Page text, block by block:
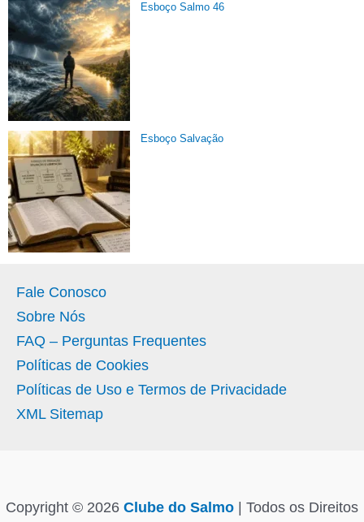
Esboço Salmo 46
Esboço Salvação
Fale Conosco
Sobre Nós
FAQ – Perguntas Frequentes
Políticas de Cookies
Políticas de Uso e Termos de Privacidade
XML Sitemap
Copyright © 2026 Clube do Salmo | Todos os Direitos